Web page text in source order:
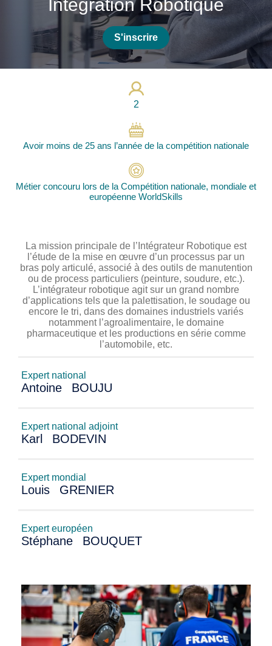
Intégration Robotique
2
Avoir moins de 25 ans l’année de la compétition nationale
Métier concouru lors de la Compétition nationale, mondiale et
européenne WorldSkills
S'inscrire
Photos
Vidéos
Contactez-nous
Shanghai 2026
Questions fréquentes
Actualités
Inscription à la newsletter
Espace membres
La mission principale de l’Intégrateur Robotique est
l’étude de la mise en œuvre d’un processus par un
bras poly articulé, associé à des outils de manutention
ou de process particuliers (peinture, soudure, etc.).
L’intégrateur robotique agit sur un grand nombre
d’applications tels que la palettisation, le soudage ou
encore le tri, dans des domaines industriels variés
notamment l’agroalimentaire, le domaine
pharmaceutique et les productions en série comme
l’automobile, etc.
Expert national
Antoine BOUJU
Expert national adjoint
Karl BODEVIN
Expert mondial
Louis GRENIER
Expert européen
Stéphane BOUQUET